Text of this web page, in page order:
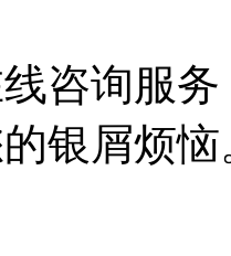
咨询服
银屑烦恼